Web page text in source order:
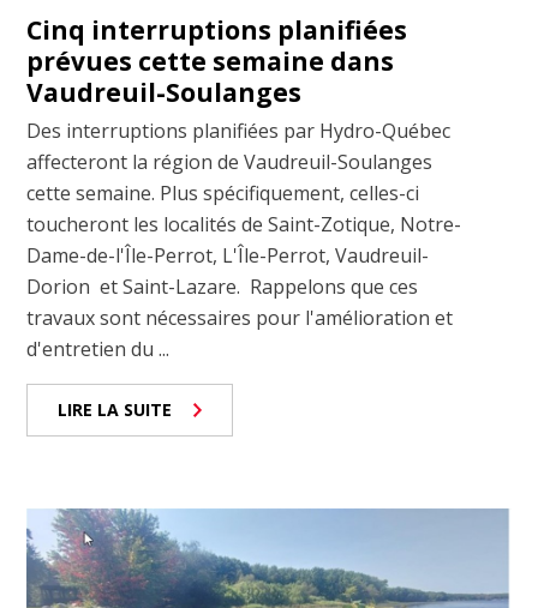
Cinq interruptions planifiées
prévues cette semaine dans
Vaudreuil-Soulanges
Des interruptions planifiées par Hydro-Québec
affecteront la région de Vaudreuil-Soulanges
cette semaine. Plus spécifiquement, celles-ci
toucheront les localités de Saint-Zotique, Notre-
Dame-de-l'Île-Perrot, L'Île-Perrot, Vaudreuil-
Dorion et Saint-Lazare. Rappelons que ces
travaux sont nécessaires pour l'amélioration et
d'entretien du ...
LIRE LA SUITE